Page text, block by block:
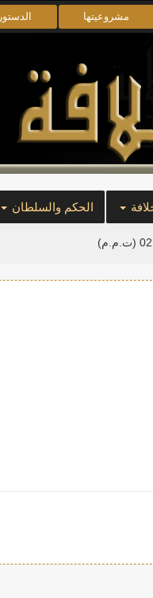
مشروعيتها الدستور
الحكم والسلطان
(ت.م.م)